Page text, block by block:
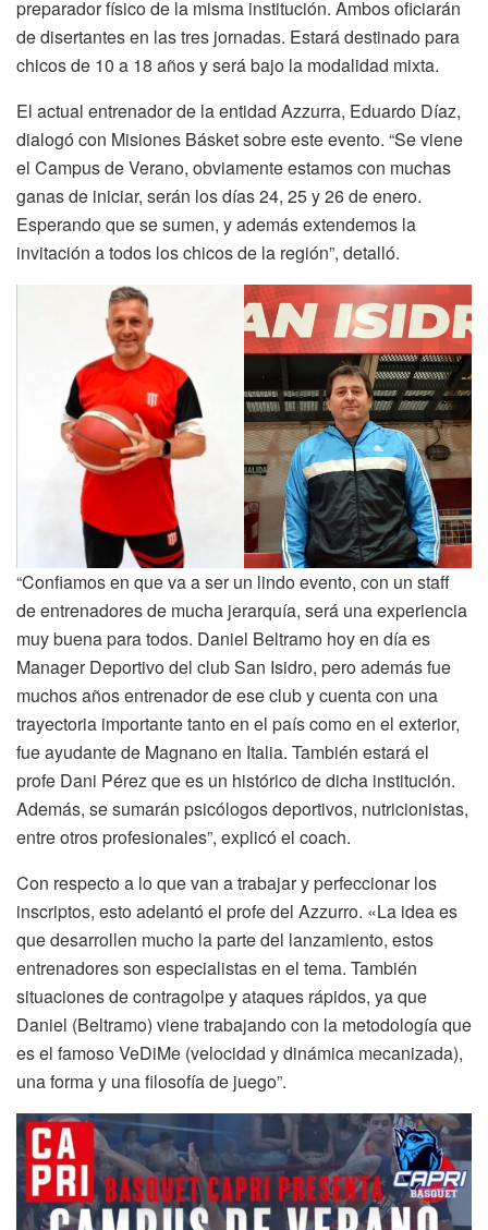
preparador físico de la misma institución. Ambos oficiarán
de disertantes en las tres jornadas. Estará destinado para
chicos de 10 a 18 años y será bajo la modalidad mixta.
El actual entrenador de la entidad Azzurra, Eduardo Díaz,
dialogó con Misiones Básket sobre este evento. “Se viene
el Campus de Verano, obviamente estamos con muchas
ganas de iniciar, serán los días 24, 25 y 26 de enero.
Esperando que se sumen, y además extendemos la
invitación a todos los chicos de la región”, detalló.
“Confiamos en que va a ser un lindo evento, con un staff
de entrenadores de mucha jerarquía, será una experiencia
muy buena para todos. Daniel Beltramo hoy en día es
Manager Deportivo del club San Isidro, pero además fue
muchos años entrenador de ese club y cuenta con una
trayectoria importante tanto en el país como en el exterior,
fue ayudante de Magnano en Italia. También estará el
profe Dani Pérez que es un histórico de dicha institución.
Además, se sumarán psicólogos deportivos, nutricionistas,
entre otros profesionales”, explicó el coach.
Con respecto a lo que van a trabajar y perfeccionar los
inscriptos, esto adelantó el profe del Azzurro. «La idea es
que desarrollen mucho la parte del lanzamiento, estos
entrenadores son especialistas en el tema. También
situaciones de contragolpe y ataques rápidos, ya que
Daniel (Beltramo) viene trabajando con la metodología que
es el famoso VeDiMe (velocidad y dinámica mecanizada),
una forma y una filosofía de juego”.